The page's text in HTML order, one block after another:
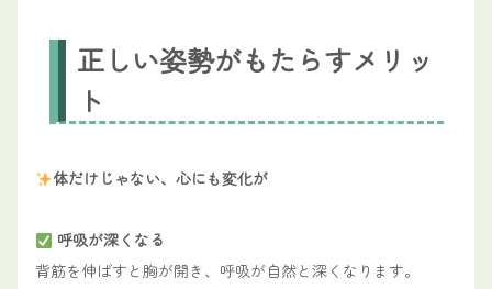
正しい姿勢がもたらすメリッ
ト
体だけじゃない、心にも変化が
呼吸が深くなる
背筋を伸ばすと胸が開き、呼吸が自然と深くなります。